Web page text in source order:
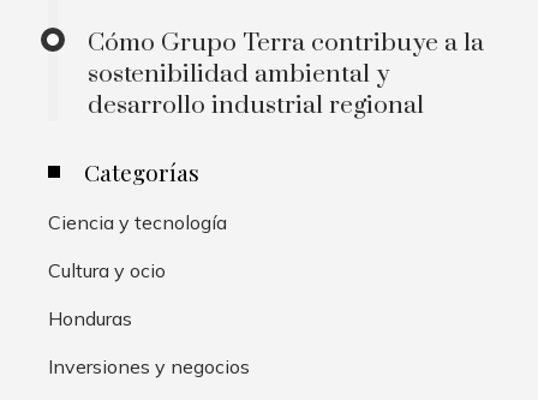
Cómo Grupo Terra contribuye a la
sostenibilidad ambiental y
desarrollo industrial regional
Categorías
Ciencia y tecnología
Cultura y ocio
Honduras
Inversiones y negocios